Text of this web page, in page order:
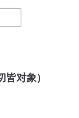
对象）